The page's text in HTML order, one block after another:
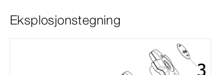
Eksplosjonstegning